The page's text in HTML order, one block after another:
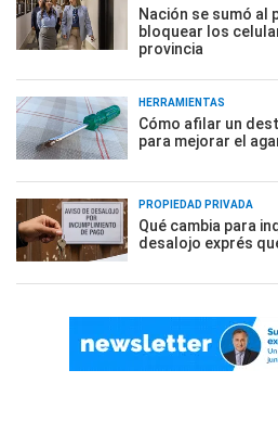
Nación se sumó al
bloquear los
provincia
HERRAMIENTAS
Cómo afilar un
para mejorar el
PROPIEDAD PRIVADA
Qué cambia para
desalojo exprés